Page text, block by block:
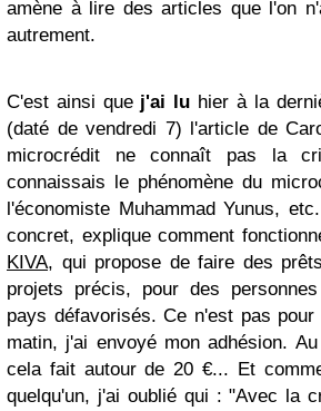
amène à lire des articles que l'on
autrement.
C'est ainsi que j'ai lu hier à la
(daté de vendredi 7) l'article de
microcrédit ne connaît pas la
connaissais le phénomène du
l'économiste Muhammad Yunus,
concret, explique comment
KIVA, qui propose de faire des
projets précis, pour des
pays défavorisés. Ce n'est pas
matin, j'ai envoyé mon adhésion.
cela fait autour de 20 €... Et
quelqu'un, j'ai oublié qui : "Avec la